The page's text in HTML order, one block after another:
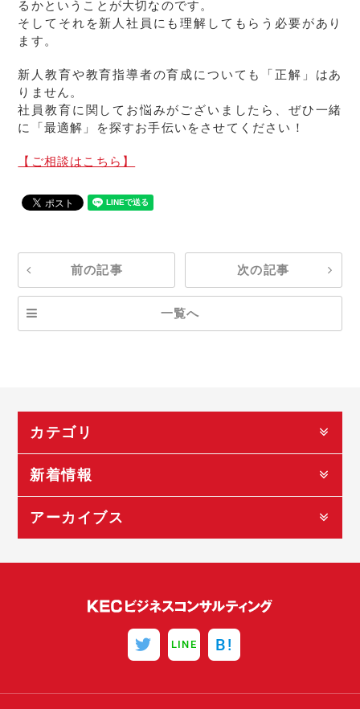
るかということが大切なのです。
そしてそれを新人社員にも理解してもらう必要があり
ます。
新人教育や教育指導者の育成についても「正解」はあ
りません。
社員教育に関してお悩みがございましたら、ぜひ一緒
に「最適解」を探すお手伝いをさせてください！
【ご相談はこちら】
前の記事
一覧へ
次の記事
カテゴリ
新着情報
アーカイブス
LINE B!